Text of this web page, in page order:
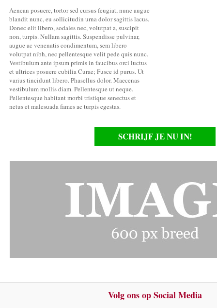
Aenean posuere, tortor sed cursus feugiat, nunc augue
blandit nunc, eu sollicitudin urna dolor sagittis lacus.
Donec elit libero, sodales nec, volutpat a, suscipit
non, turpis. Nullam sagittis. Suspendisse pulvinar,
augue ac venenatis condimentum, sem libero
volutpat nibh, nec pellentesque velit pede quis nunc.
Vestibulum ante ipsum primis in faucibus orci luctus
et ultrices posuere cubilia Curae; Fusce id purus. Ut
varius tincidunt libero. Phasellus dolor. Maecenas
vestibulum mollis diam. Pellentesque ut neque.
Pellentesque habitant morbi tristique senectus et
netus et malesuada fames ac turpis egestas.
SCHRIJF JE NU IN!
Volg ons op Social Media